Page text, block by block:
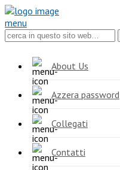
menu
About Us
Azzera password
Collegati
Contatti